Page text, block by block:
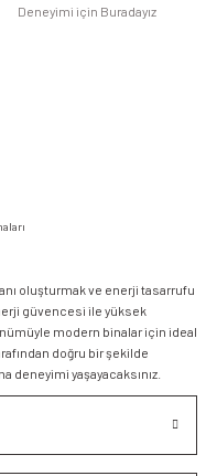
Deneyimi için Buradayız
oluşturmak ve enerji tasarrufu
güvencesi ile yüksek
modern binalar için ideal
doğru bir şekilde
deneyimi yaşayacaksınız.